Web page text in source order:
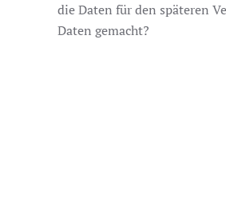
die Daten für den späteren
Daten gemacht?